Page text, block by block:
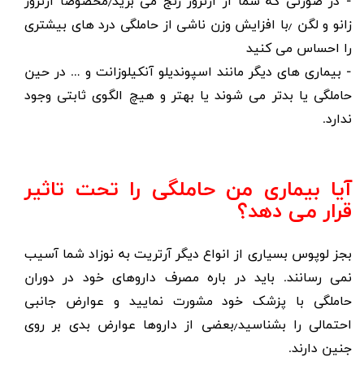
زانو و لگن ٫با افزایش وزن ناشی از حاملگی درد های بیشتری
را احساس می کنید
- بیماری های دیگر مانند اسپوندیلو آنکیلوزانت و … در حین
حاملگی یا بدتر می شوند یا بهتر و هیچ الگوی ثابتی وجود
ندارد.
آیا بیماری من حاملگی را تحت تاثیر
قرار می دهد؟
بجز لوپوس بسیاری از انواع دیگر آرتریت به نوزاد شما آسیب
نمی رسانند. باید در باره مصرف داروهای خود در دوران
حاملگی با پزشک خود مشورت نمایید و عوارض جانبی
احتمالی را بشناسید٫بعضی از داروها عوارض بدی بر روی
جنین دارند.